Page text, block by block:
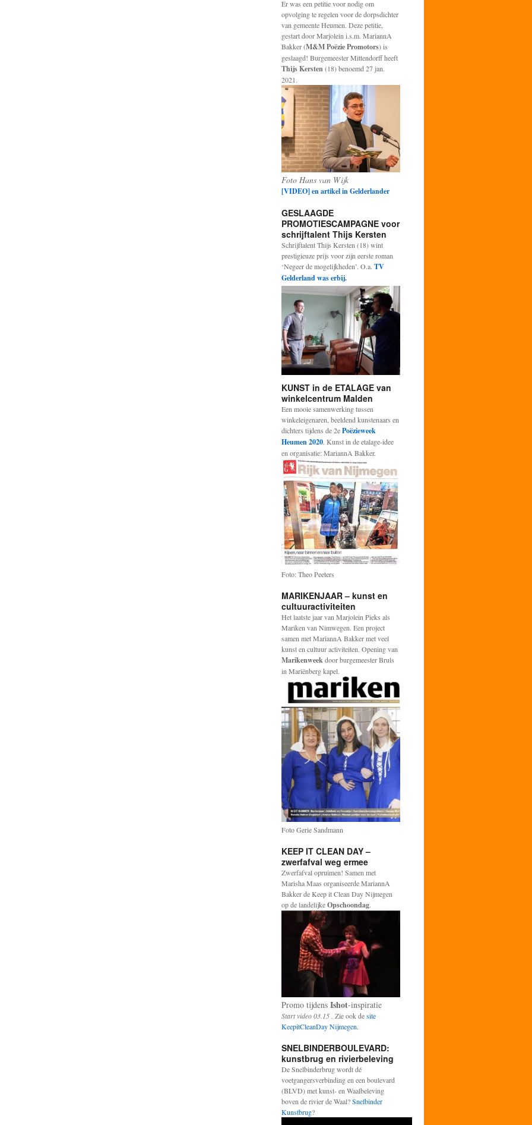
Er was een petitie voor nodig om
opvolging te regelen voor de dorpsdichter
van gemeente Heumen. Deze petitie,
gestart door Marjolein i.s.m. MariannA
Bakker (M&M Poëzie Promotors) is
geslaagd! Burgemeester Mittendorff heeft
Thijs Kersten(18) benoemd 27 jan.
2021.
Foto Hans van Wijk
[VIDEO] en artikel in Gelderlander
GESLAAGDE
PROMOTIESCAMPAGNE voor
schrijftalent Thijs Kersten
Schrijftalent Thijs Kersten (18) wint
prestigieuze prijs voor zijn eerste roman
‘Negeer de mogelijkheden’. O.a. TV
Gelderland was erbij.
KUNST in de ETALAGE van
winkelcentrum Malden
Een mooie samenwerking tussen
winkeleigenaren, beeldend kunstenaars en
dichters tijdens de 2ePoëzieweek
Heumen 2020. Kunst in de etalage-idee
en organisatie: MariannA Bakker.
Foto: Theo Peeters
MARIKENJAAR – kunst en
cultuuractiviteiten
Het laatste jaar van Marjolein Pieks als
Mariken van Nimwegen. Een project
samen met MariannA Bakker met veel
kunst en cultuur activiteiten. Opening van
Marikenweekdoor burgemeester Bruls
in Mariënberg kapel.
Foto Gerie Sandmann
KEEP IT CLEAN DAY –
zwerfafval weg ermee
Zwerfafval opruimen! Samen met
Marisha Maas organiseerde MariannA
Bakker de Keep it Clean Day Nijmegen
op de landelijkeOpschoondag.
Promo tijdens Ishot-inspiratie
Start video 03.15 . Zie ook desite
KeepitCleanDay Nijmegen.
SNELBINDERBOULEVARD:
kunstbrug en rivierbeleving
De Snelbinderbrug wordt dé
voetgangersverbinding en een boulevard
(BLVD) met kunst- en Waalbeleving
boven de rivier de Waal?Snelbinder
Kunstbrug?